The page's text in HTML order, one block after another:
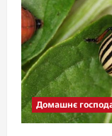
o
n
Домашнє